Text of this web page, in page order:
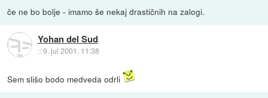
če ne bo bolje - imamo še nekaj drastičnih na zalogi.
Yohan del Sud
::9. jul 2001, 11:38
Sem slišo bodo medveda odrli